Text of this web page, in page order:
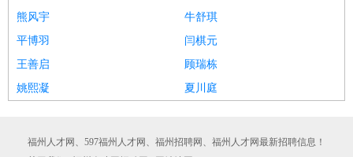
熊风宇
牛舒琪
平博羽
闫棋元
王善启
顾瑞栋
姚熙凝
夏川庭
福州人才网、597福州人才网、福州招聘网、福州人才网最新招聘信息！